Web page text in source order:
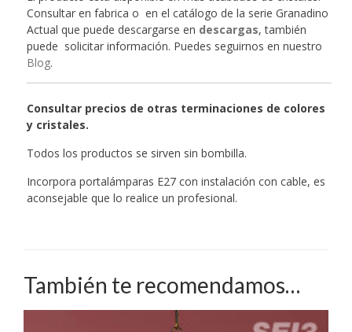
Consultar en fabrica o en el catálogo de la serie Granadino
Actual que puede descargarse en descargas, también
puede solicitar información. Puedes seguirnos en nuestro
Blog.
Consultar precios de otras terminaciones de colores
y cristales.
Todos los productos se sirven sin bombilla.
Incorpora portalámparas E27 con instalación con cable, es
aconsejable que lo realice un profesional.
También te recomendamos…